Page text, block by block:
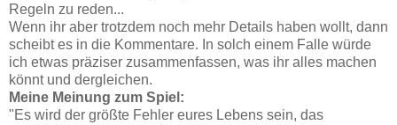
Regeln zu reden...
Wenn ihr aber trotzdem noch mehr Details haben wollt, dann
scheibt es in die Kommentare. In solch einem Falle würde
ich etwas präziser zusammenfassen, was ihr alles machen
könnt und dergleichen.
Meine Meinung zum Spiel:
"Es wird der größte Fehler eures Lebens sein, das